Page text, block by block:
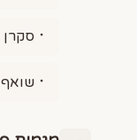
סקרן
שואף